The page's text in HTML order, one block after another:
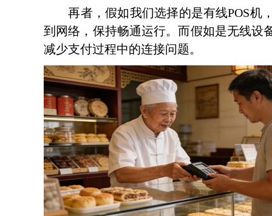
再者，假如我们选择的是有线POS机
到网络，保持畅通运行。而假如是无线设
减少支付过程中的连接问题。